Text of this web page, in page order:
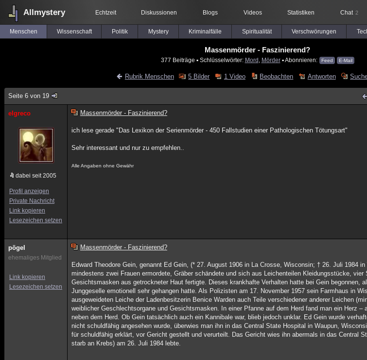
Allmystery Echtzeit Diskussionen Blogs Videos Statistiken Chat 2
Menschen Wissenschaft Politik Mystery Kriminalfälle Spiritualität Verschwörungen
Massenmörder - Faszinierend?
377 Beiträge ▪ Schlüsselwörter: Mord Mörder▪ Abonnieren: Feed E-Mail
Rubrik Menschen 5 Bilder 1 Video Beobachten Antworten
Seite 6 von 19
elgreco
dabei seit 2005
Profil anzeigen
Private Nachricht
Link kopieren
Lesezeichen setzen
Massenmörder - Faszinierend?
ich lese gerade "Das Lexikon der Serienmörder - 450 Fallstudien einer Pathologischen Tötungsart"
Sehr interessant und nur zu empfehlen..
Alle Angaben ohne Gewähr
pögel
ehemaliges Mitglied
Link kopieren
Lesezeichen setzen
Massenmörder - Faszinierend?
Edward Theodore Gein, genannt Ed Gein, (* 27. August 1906 in La Crosse, Wisconsin; † 26. Juli 1984
mindestens zwei Frauen ermordete, Gräber schändete und sich aus Leichenteilen Kleidungsstücke,
Gesichtsmasken aus getrockneter Haut fertigte. Dieses krankhafte Verhalten hatte bei Gein begonnen,
Junggeselle emotionell sehr gehangen hatte. Als Polizisten am 17. November 1957 sein Farmhaus in
ausgeweideten Leiche der Ladenbesitzerin Benice Warden auch Teile verschiedener anderer Leichen
weiblicher Geschlechtsorgane und Gesichtsmasken. In einer Pfanne auf dem Herd fand man ein Herz –
neben dem Herd. Ob Gein tatsächlich auch ein Kannibale war, blieb jedoch unklar. Ed Gein wurde
nicht schuldfähig angesehen wurde, überwies man ihn in das Central State Hospital in Waupun,
für schuldfähig erklärt, vor Gericht gestellt und verurteilt. Das Gericht wies ihn abermals in das Central
starb an Krebs) am 26. Juli 1984 lebte.